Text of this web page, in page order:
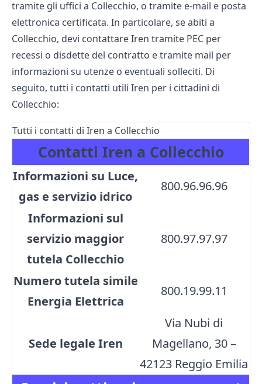
tramite gli uffici a Collecchio, o tramite e-mail e posta
elettronica certificata. In particolare, se abiti a
Collecchio, devi contattare Iren tramite PEC per
recessi o disdette del contratto e tramite mail per
informazioni su utenze o eventuali solleciti. Di
seguito, tutti i contatti utili Iren per i cittadini di
Collecchio:
Tutti i contatti di Iren a Collecchio
Contatti Iren a Collecchio
Informazioni su Luce,
gas e servizio idrico
800.96.96.96
Informazioni sul
servizio maggior
tutela Collecchio
800.97.97.97
Numero tutela simile
Energia Elettrica
800.19.99.11
Sede legale Iren
Via Nubi di
Magellano, 30 –
42123 Reggio Emilia